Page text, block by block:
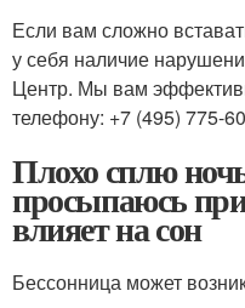
Если вам сложно
у себя наличие
Центр. Мы вам
телефону: +7 (495) 775-
Плохо сплю
просыпаюсь
влияет на сон
Бессонница может